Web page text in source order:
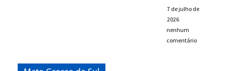
7 de julho de
2026
nenhum
comentário